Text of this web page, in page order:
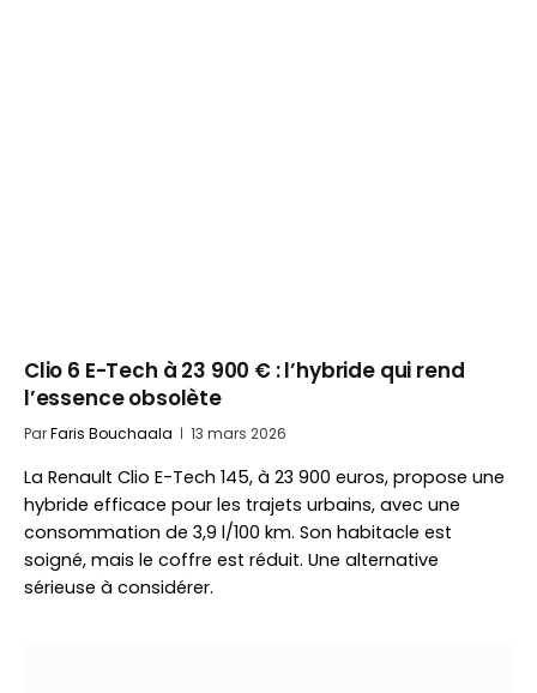
Clio 6 E-Tech à 23 900 € : l’hybride qui rend
l’essence obsolète
ParFaris Bouchaala 13 mars 2026
La Renault Clio E-Tech 145, à 23 900 euros, propose une
hybride efficace pour les trajets urbains, avec une
consommation de 3,9 l/100 km. Son habitacle est
soigné, mais le coffre est réduit. Une alternative
sérieuse à considérer.